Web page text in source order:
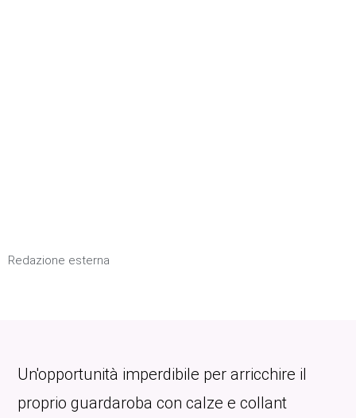
Redazione esterna
Un'opportunità imperdibile per arricchire il
proprio guardaroba con calze e collant